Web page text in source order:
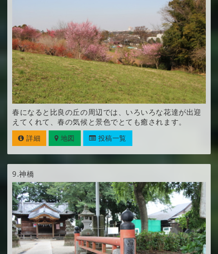
春になると比良の丘の周辺では、いろいろな花達が出迎
えてくれて、春の気候と景色でとても癒されます。
詳細 地図 投稿一覧
9.神橋